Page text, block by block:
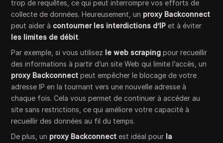
trop de requêtes, ce qui peut interrompre vos efforts de
collecte de données. Heureusement, un proxy Backconnect
peut aider à contourner les interdictions d’IP et à éviter
les limites de débit.
Par exemple, si vous utilisez le web scraping pour recueillir
des informations à partir d’un site Web qui limite l’accès, un
proxy Backconnect peut empêcher le blocage de votre
adresse IP en la tournant vers une nouvelle adresse à
chaque fois. Cela vous permet de continuer à accéder au
site sans restrictions, ce qui améliore votre capacité à
recueillir des données au fil du temps.
De plus, un proxy Backconnect est idéal pour la